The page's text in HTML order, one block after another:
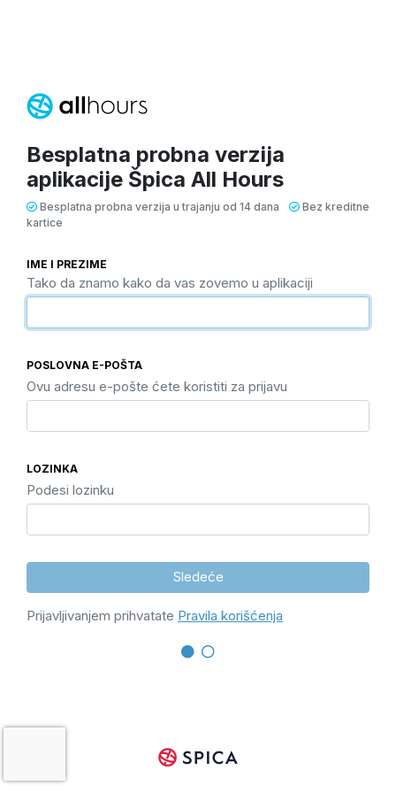
Besplatna probna verzija
aplikacije Špica All Hours
Besplatna probna verzija u trajanju od 14 dana
Bez kreditne
kartice
IME I PREZIME
Tako da znamo kako da vas zovemo u aplikaciji
POSLOVNA E-POŠTA
Ovu adresu e-pošte ćete koristiti za prijavu
LOZINKA
Podesi lozinku
Sledeće
Prijavljivanjem prihvatate Pravila korišćenja